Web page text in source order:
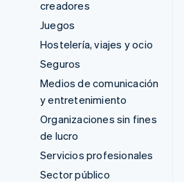
creadores
Juegos
Hostelería, viajes y ocio
Seguros
Medios de comunicación
y entretenimiento
Organizaciones sin fines
de lucro
Servicios profesionales
Sector público